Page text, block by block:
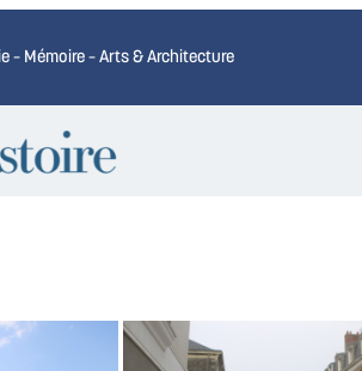
– Mémoire – Arts & Architecture